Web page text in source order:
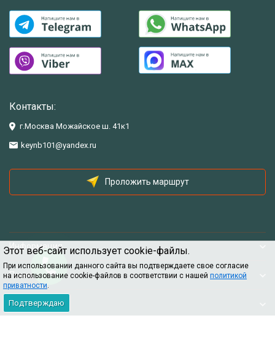
Этот веб-сайт использует cookie-файлы.
При использовании данного сайта вы подтверждаете свое согласие
на использование cookie-файлов в соответствии с нашей политикой
приватности.
Подтверждаю
Контакты:
г.Москва Можайское ш. 41к1
keynb101@yandex.ru
Проложить маршрут
Информация
Помощь
Информация